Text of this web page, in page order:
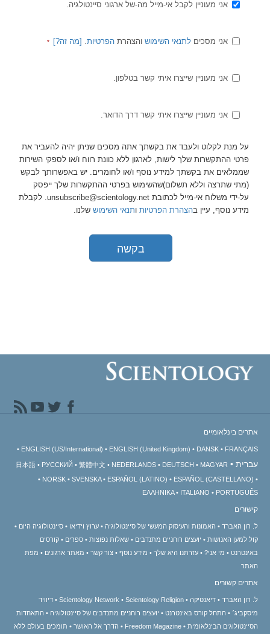
אני מעוניין לקבל אי-מייל מה-של ארגוני סיינטולגיה.
אני מסכים לתנאי השימוש והצהרת הפרטיות.
[מה זה?]
אני מעוניין שייצרו איתי קשר בטלפון.
אני מעוניין שייצרו איתי קשר דרך הדואר.
על מנת לקלוט ולעבד את בקשתך אתה מסכים שניתן יהיה להעביר את
פרטי ההתקשרות שלך לישות, לארגון ללא כוונת רווח ו/או לספקי השירות
שממלאים את בקשתך למידע נוסף ו/או לחומרים. יש באפשרותך לבקש
(מתי שתרצה וללא תשלום)שהשימוש בפרטי ההתקשרות שלך ייפסק
על-ידי משלוח אי-מייל לכתובת unsubscribe@scientology.net. לקבלת
מידע נוסף, עיין בהצהרת הפרטיות ותנאי השימוש שלנו.
בקשה
אתרים בינלאומיים
ENGLISH (US/International) ENGLISH (United Kingdom) DANSK FRANÇAIS
עברית 日本語 РУССКИЙ 繁體中文 NEDERLANDS DEUTSCH
MAGYAR
NORSK
SVENSKA ESPAÑOL (LATINO)
ESPAÑOL (CASTELLANO)
ΕΛΛΗΝΙΚA
ITALIANO PORTUGUÊS
קישורים
ל. רון האברד האמונות והעיסוק המעשי של סיינטולוגיה ערוץ וידיאו
סיינטולוגיה היום
קול למען האנושות
יועצים רוחניים מתנדבים שאלות נפוצות ספרים
קורסים
באינטרנט
מי אני? עזרתנו היא שלך מידע נוסף צור קשר מאתר ארגונים
מפת
האתר
אתרים קשורים
ל. רון האברד דיאנטיקה Scientology Network Scientology Religion
דיוויד
מיסקביג׳
התחל קורס באינטרנט יועצים רוחניים מתנדבים של סיינטולוגיה
התאחדות
הסיינטולוגים הבינלאומית
Freedom Magazine הדרך אל האושר תומכים בעולם ללא